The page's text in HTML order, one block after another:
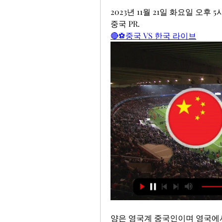
2023년 11월 21일 화요일 오후
중국 PR.
🔴⚽중국 VS 한국 라이브
양은 영국계 중국인이며 영국